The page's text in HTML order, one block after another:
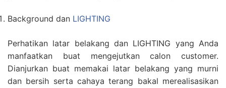
Background dan LIGHTING
Perhatikan latar belakang dan LIGHTING yang Anda
manfaatkan buat mengejutkan calon customer.
Dianjurkan buat memakai latar belakang yang murni
dan bersih serta cahaya terang bakal merealisasikan